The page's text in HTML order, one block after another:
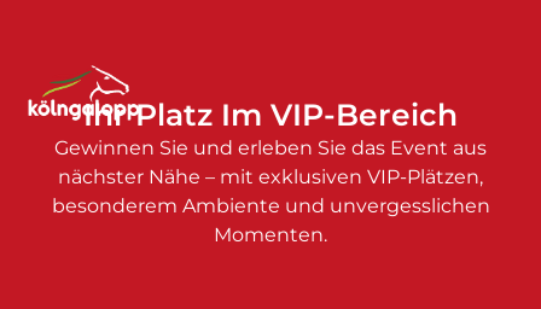
Ihr Platz Im VIP-Bereich
Gewinnen Sie und erleben Sie das Event aus
nächster Nähe – mit exklusiven VIP-Plätzen,
besonderem Ambiente und unvergesslichen
Momenten.